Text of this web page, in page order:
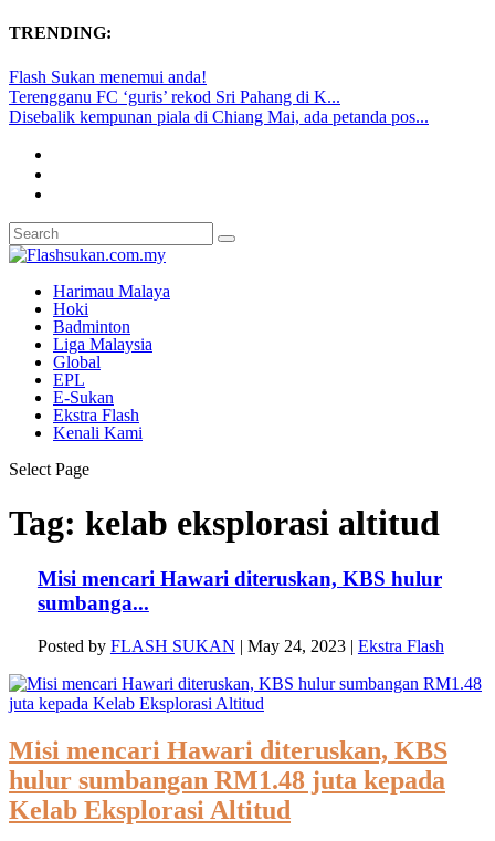
TRENDING:
Flash Sukan menemui anda!
Terengganu FC ‘guris’ rekod Sri Pahang di K...
Disebalik kempunan piala di Chiang Mai, ada petanda pos...
Harimau Malaya
Hoki
Badminton
Liga Malaysia
Global
EPL
E-Sukan
Ekstra Flash
Kenali Kami
Select Page
Tag: kelab eksplorasi altitud
Misi mencari Hawari diteruskan, KBS hulur
sumbanga...
Posted by FLASH SUKAN | May 24, 2023| Ekstra Flash
Misi mencari Hawari diteruskan, KBS
hulur sumbangan RM1.48 juta kepada
Kelab Eksplorasi Altitud